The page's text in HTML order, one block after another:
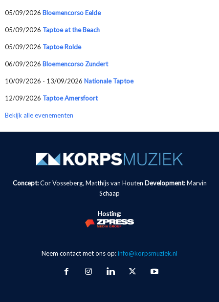
05/09/2026 Bloemencorso Eelde
05/09/2026 Taptoe at the Beach
05/09/2026 Taptoe Rolde
06/09/2026 Bloemencorso Zundert
10/09/2026 - 13/09/2026 Nationale Taptoe
12/09/2026 Taptoe Amersfoort
Bekijk alle evenementen
Concept:Cor Vosseberg, Matthijs van Houten Development: Marvin
Schaap
Hosting:
Neem contact met ons op:info@korpsmuziek.nl